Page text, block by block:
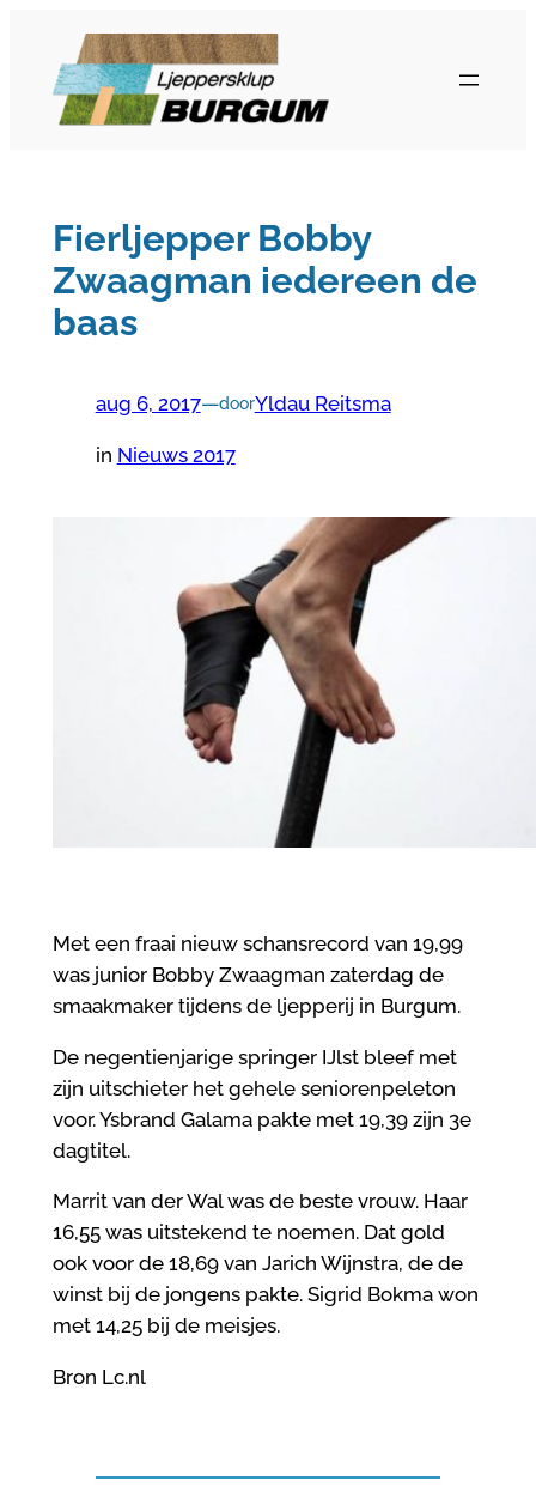
inhoud
Fierljepper Bobby
Zwaagman iedereen de
baas
aug 6, 2017—doorYldau Reitsma
in Nieuws 2017
Met een fraai nieuw schansrecord van 19,99
was junior Bobby Zwaagman zaterdag de
smaakmaker tijdens de ljepperij in Burgum.
De negentienjarige springer IJlst bleef met
zijn uitschieter het gehele seniorenpeleton
voor. Ysbrand Galama pakte met 19,39 zijn 3e
dagtitel.
Marrit van der Wal was de beste vrouw. Haar
16,55 was uitstekend te noemen. Dat gold
ook voor de 18,69 van Jarich Wijnstra, de de
winst bij de jongens pakte. Sigrid Bokma won
met 14,25 bij de meisjes.
Bron Lc.nl